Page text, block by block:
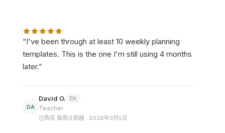
“I've been through at least 10 weekly planning
templates. This is the one I'm still using 4 months
later.”
DA
David O. EN
Teacher
已购买 每周计划器 · 2026年3月5日